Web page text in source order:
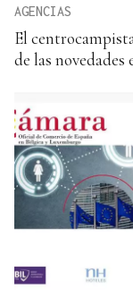
AGENCIAS
El
de las novedades